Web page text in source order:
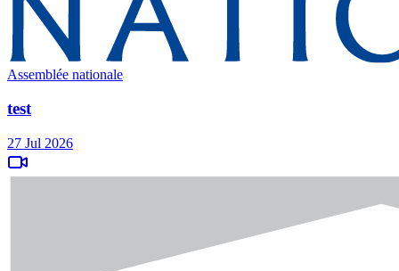
Assemblée nationale
test
27 Jul 2026